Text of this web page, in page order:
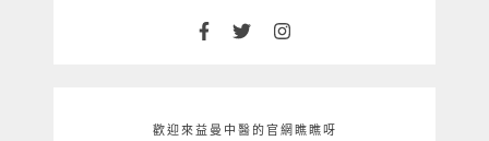
歡迎來益曼中醫的官網瞧瞧呀